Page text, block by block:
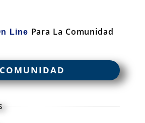
Line Para La Comunidad
COMUNIDAD